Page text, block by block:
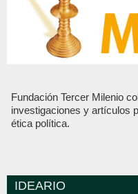
Fundación Tercer Milenio
investigaciones y artículos
ética política.
IDEARIO